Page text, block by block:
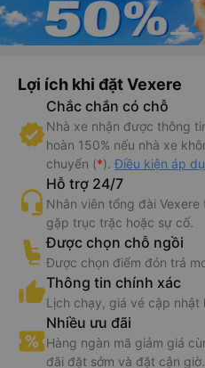
Lợi ích khi đặt Vexere
Chắc chắn có chỗ
Nhà xe nhận được thông
hoàn 150% nếu nhà xe
chuyển (*). Điều kiện áp
Hỗ trợ 24/7
Nhân viên tổng đài
gặp trục trặc hoặc sự cố.
Được chọn chỗ ngồi
Được chọn điểm đón trả
Thông tin chính xác
Lịch chạy, giá vé cập nhật
Nhiều ưu đãi
Hàng ngàn mã giảm giá
đãi đặt sớm và đặt cận giờ.